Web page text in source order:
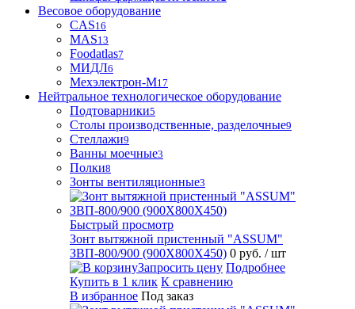
Весовое оборудование
CAS16
MAS13
Foodatlas7
МИДЛ6
Мехэлектрон-М17
Нейтральное технологическое оборудование
Подтоварники5
Столы производственные, разделочные9
Стеллажи9
Ванны моечные3
Полки8
Зонты вентиляционные3
Быстрый просмотр
Зонт вытяжной пристенный "ASSUM"
ЗВП-800/900 (900Х800Х450) 0 руб. / шт
Запросить цену Подробнее
Купить в 1 клик К сравнению
В избранное Под заказ